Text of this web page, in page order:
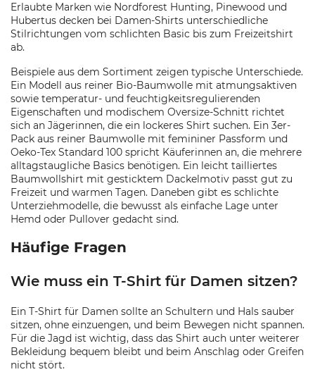
Erlaubte Marken wie Nordforest Hunting, Pinewood und
Hubertus decken bei Damen-Shirts unterschiedliche
Stilrichtungen vom schlichten Basic bis zum Freizeitshirt
ab.
Beispiele aus dem Sortiment zeigen typische Unterschiede.
Ein Modell aus reiner Bio-Baumwolle mit atmungsaktiven
sowie temperatur- und feuchtigkeitsregulierenden
Eigenschaften und modischem Oversize-Schnitt richtet
sich an Jägerinnen, die ein lockeres Shirt suchen. Ein 3er-
Pack aus reiner Baumwolle mit femininer Passform und
Oeko-Tex Standard 100 spricht Käuferinnen an, die mehrere
alltagstaugliche Basics benötigen. Ein leicht tailliertes
Baumwollshirt mit gesticktem Dackelmotiv passt gut zu
Freizeit und warmen Tagen. Daneben gibt es schlichte
Unterziehmodelle, die bewusst als einfache Lage unter
Hemd oder Pullover gedacht sind.
Häufige Fragen
Wie muss ein T-Shirt für Damen sitzen?
Ein T-Shirt für Damen sollte an Schultern und Hals sauber
sitzen, ohne einzuengen, und beim Bewegen nicht spannen.
Für die Jagd ist wichtig, dass das Shirt auch unter weiterer
Bekleidung bequem bleibt und beim Anschlag oder Greifen
nicht stört.